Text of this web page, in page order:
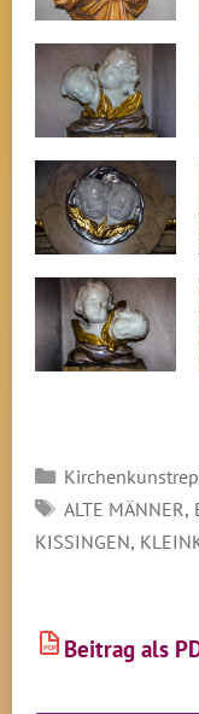
Kategorien
ALTE MÄNNER,
KISSINGEN,
PDF Beitrag als